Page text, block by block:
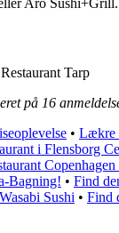
Aro Sushi+Grill.
Tarp
på 16
• Lækre
i Flensborg
Bagning! • Find
Sushi • Find